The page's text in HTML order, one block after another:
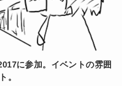
に参加。イベントの雰囲
。